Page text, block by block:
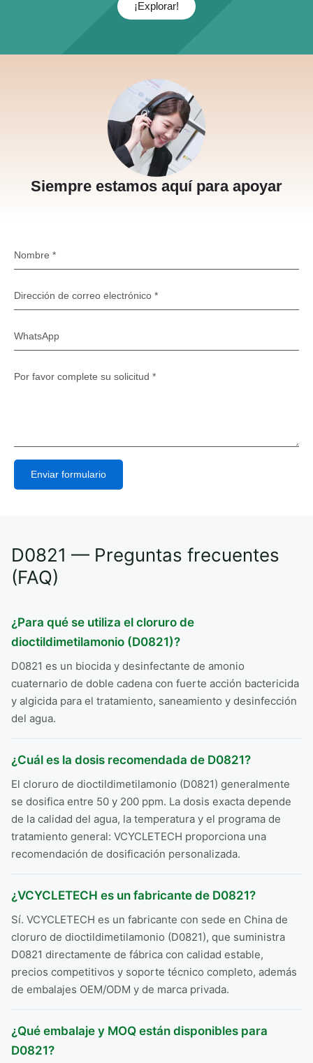
¡Explorar!
Siempre estamos aquí para apoyar
Enviar formulario
D0821 — Preguntas frecuentes
(FAQ)
¿Para qué se utiliza el cloruro de
dioctildimetilamonio (D0821)?
D0821 es un biocida y desinfectante de amonio
cuaternario de doble cadena con fuerte acción bactericida
y algicida para el tratamiento, saneamiento y desinfección
del agua.
¿Cuál es la dosis recomendada de D0821?
El cloruro de dioctildimetilamonio (D0821) generalmente
se dosifica entre 50 y 200 ppm. La dosis exacta depende
de la calidad del agua, la temperatura y el programa de
tratamiento general: VCYCLETECH proporciona una
recomendación de dosificación personalizada.
¿VCYCLETECH es un fabricante de D0821?
Sí. VCYCLETECH es un fabricante con sede en China de
cloruro de dioctildimetilamonio (D0821), que suministra
D0821 directamente de fábrica con calidad estable,
precios competitivos y soporte técnico completo, además
de embalajes OEM/ODM y de marca privada.
¿Qué embalaje y MOQ están disponibles para
D0821?